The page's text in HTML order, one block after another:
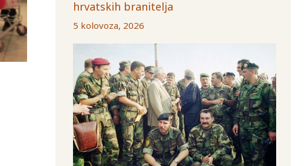
hrvatskih branitelja
5 kolovoza, 2026